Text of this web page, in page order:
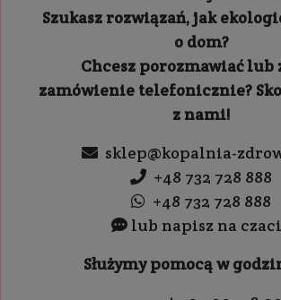
Szukasz rozwiązań, jak
o dom?
Chcesz porozmawiać lub
zamówienie telefonicznie?
z nami!
sklep@kopalnia-
+48 732 728 888
+48 732 728 888
lub napisz na
Służymy pomocą w